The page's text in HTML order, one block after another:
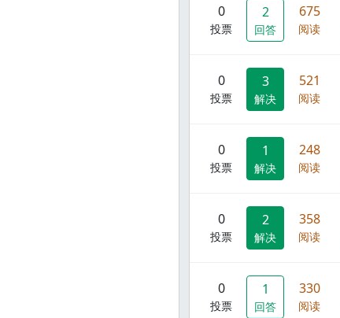
0
投票
2
回答
675
阅读
0
投票
3
解决
521
阅读
0
投票
1
解决
248
阅读
0
投票
2
解决
358
阅读
0
投票
1
回答
330
阅读